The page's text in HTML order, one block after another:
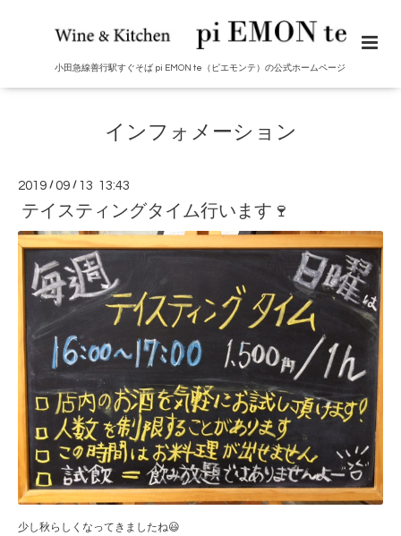
小田急線善行駅すぐそば pi EMON te（ピエモンテ）の公式ホームページ
インフォメーション
2019 /09 / 13 13:43
テイスティングタイム行います🍷
少し秋らしくなってきましたね😃